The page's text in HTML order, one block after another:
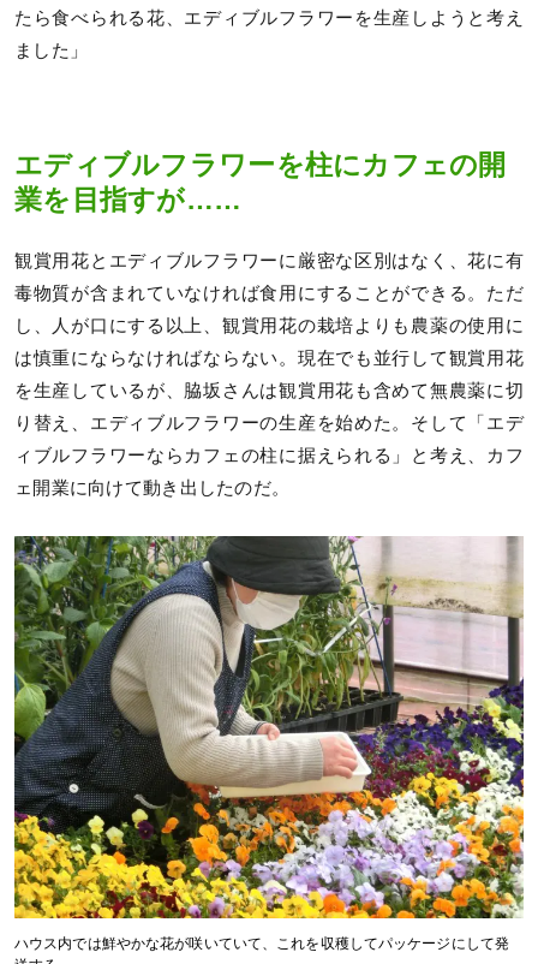
たら食べられる花、エディブルフラワーを生産しようと考え
ました」
エディブルフラワーを柱にカフェの開
業を目指すが……
観賞用花とエディブルフラワーに厳密な区別はなく、花に有
毒物質が含まれていなければ食用にすることができる。ただ
し、人が口にする以上、観賞用花の栽培よりも農薬の使用に
は慎重にならなければならない。現在でも並行して観賞用花
を生産しているが、脇坂さんは観賞用花も含めて無農薬に切
り替え、エディブルフラワーの生産を始めた。そして「エデ
ィブルフラワーならカフェの柱に据えられる」と考え、カフ
ェ開業に向けて動き出したのだ。
ハウス内では鮮やかな花が咲いていて、これを収穫してパッケージにして発